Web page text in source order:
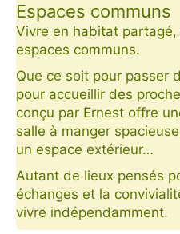
Espaces communs
Vivre en habitat partagé,
espaces communs.
Que ce soit pour passer
pour accueillir des
conçu par Ernest offre
salle à manger
un espace extérieur…
Autant de lieux pensés
échanges et la
vivre indépendamment.